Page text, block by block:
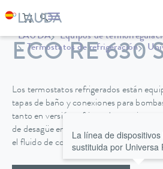
LAUDA Equipos de
Termostatos de refrigeración
ECO RE 630
Los termostatos refrigerados están
tapas de baño y conexiones para
tanto en versión refrigerada por aire
de desagüe en la parte posterior de la
el fluido de control de temperatura de
La línea de
sustituida por Universa